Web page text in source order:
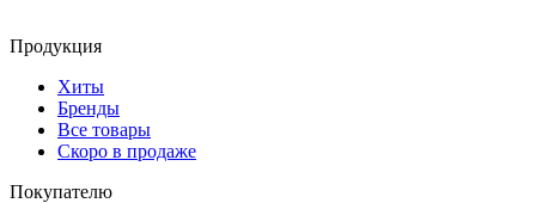
Продукция
Хиты
Бренды
Все товары
Скоро в продаже
Покупателю